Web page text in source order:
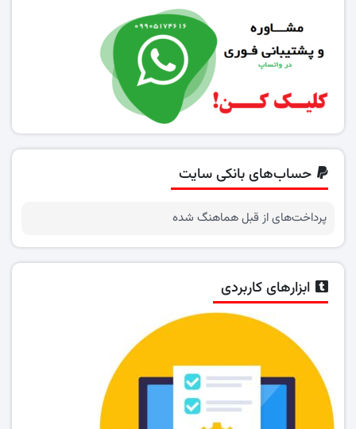
حساب‌های بانکی سایت
پرداخت‌های از قبل هماهنگ شده
ابزارهای کاربردی